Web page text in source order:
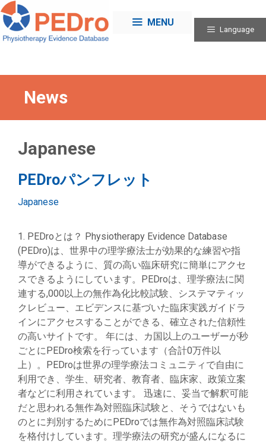
Skip
to
content
MENU
Language
News
Japanese
PEDroパンフレット
Categories
Japanese
1. PEDroとは？ Physiotherapy Evidence Database
(PEDro)は、世界中の理学療法士が効果的な練習や指
導ができるように、質の高い臨床研究に簡単にアクセ
スできるようにしています。PEDroは、理学療法に関
連する,000以上の無作為化比較試験、システマティッ
クレビュー、エビデンスに基づいた臨床実践ガイドラ
インにアクセスすることができる、確立された信頼性
の高いサイトです。 年には、カ国以上のユーザーが秒
ごとにPEDro検索を行っています（合計0万件以
上）。PEDroは世界の理学療法コミュニティで自由に
利用でき、学生、研究者、教育者、臨床家、政策立案
者などに利用されています。 迅速に、妥当で解釈可能
だと思われる無作為対照臨床試験と、そうではないも
のとに判別するためにPEDroでは無作為対照臨床試験
を格付けしています。理学療法の研究が盛んになるに